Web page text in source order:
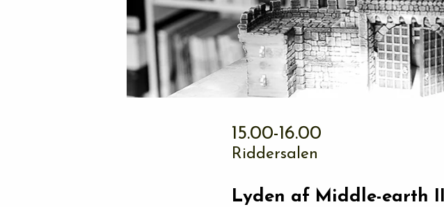
15.00-16.00
Riddersalen
Lyden af Middle-earth